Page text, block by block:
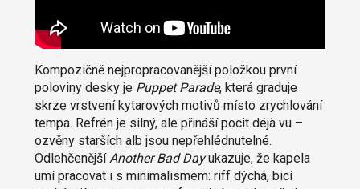
Kompozičně nejpropracovanější položkou první
poloviny desky je Puppet Parade, která graduje
skrze vrstvení kytarových motivů místo zrychlování
tempa. Refrén je silný, ale přináší pocit déjà vu –
ozvěny starších alb jsou nepřehlédnutelné.
OdlehčenějšíAnother Bad Dayukazuje, že kapela
umí pracovat i s minimalismem: riff dýchá, bicí